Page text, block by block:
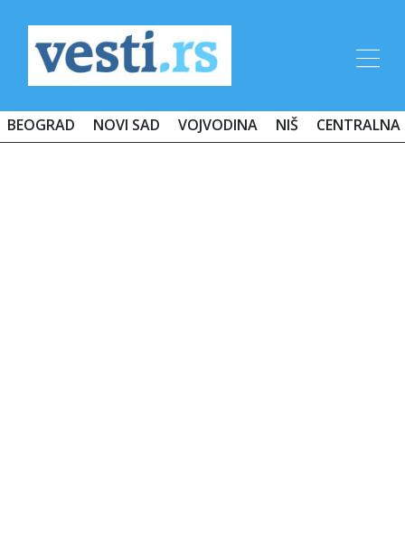
BEOGRAD NOVI SAD VOJVODINA NIŠ CENTRALNA